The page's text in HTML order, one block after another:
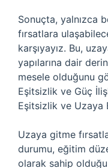
Sonuçta, yalnızca
fırsatlara
karşıyayız. Bu,
yapılarına dair
mesele olduğunu
Eşitsizlik ve Güç
Eşitsizlik ve Uzaya
Uzaya gitme
durumu, eğitim
olarak sahip